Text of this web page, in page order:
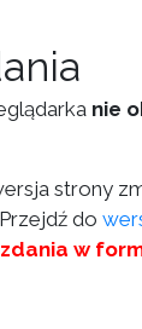
nie
strony
do
w